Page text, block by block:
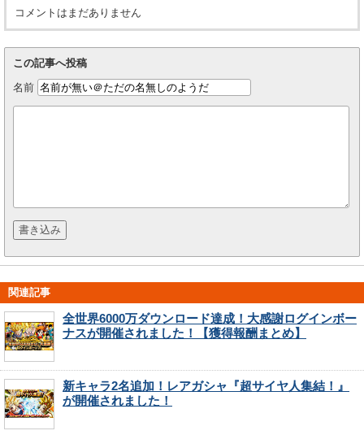
コメントはまだありません
この記事へ投稿
名前
関連記事
全世界6000万ダウンロード達成！大感謝ログインボー
ナスが開催されました！【獲得報酬まとめ】
新キャラ2名追加！レアガシャ『超サイヤ人集結！』
が開催されました！